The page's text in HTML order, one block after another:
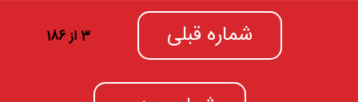
شماره قبلی 3 از 186